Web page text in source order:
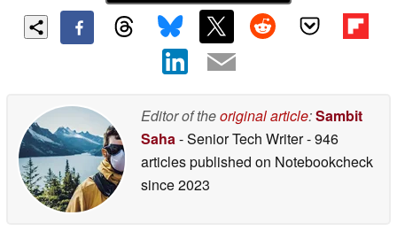
Editor of theoriginal article:Sambit
Saha- Senior Tech Writer- 946
articles published on Notebookcheck
since 2023